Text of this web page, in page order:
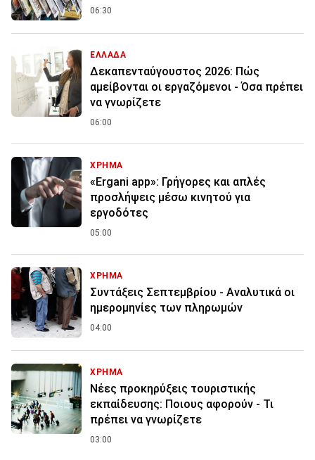
06:30
ΕΛΛΑΔΑ
Δεκαπενταύγουστος 2026: Πώς
αμείβονται οι εργαζόμενοι - Όσα πρέπει
να γνωρίζετε
06:00
ΧΡΗΜΑ
«Ergani app»: Γρήγορες και απλές
προσλήψεις μέσω κινητού για
εργοδότες
05:00
ΧΡΗΜΑ
Συντάξεις Σεπτεμβρίου - Αναλυτικά οι
ημερομηνίες των πληρωμών
04:00
ΧΡΗΜΑ
Νέες προκηρύξεις τουριστικής
εκπαίδευσης: Ποιους αφορούν - Τι
πρέπει να γνωρίζετε
03:00